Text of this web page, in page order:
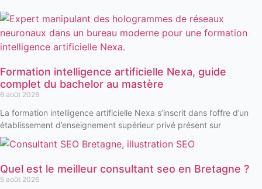
Formation intelligence artificielle Nexa, guide
complet du bachelor au mastère
6 août 2026
La formation intelligence artificielle Nexa s’inscrit dans l’offre d’un
établissement d’enseignement supérieur privé présent sur
Quel est le meilleur consultant seo en Bretagne ?
5 août 2026